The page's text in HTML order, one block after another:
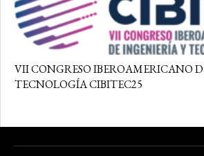
VII CONGRESO IBEROAMERICANO
TECNOLOGÍA CIBITEC25